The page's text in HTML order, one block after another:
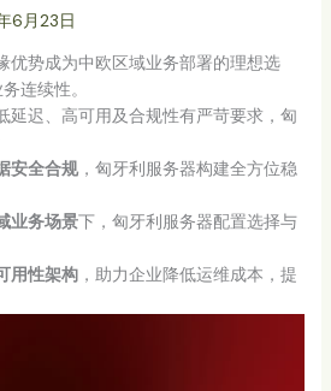
6月23日
优势成为中欧区域业务部署的理想选
连续性。
延迟、高可用及合规性有严苛要求，匈
安全合规，匈牙利服务器构建全方位稳
业务场景下，匈牙利服务器配置选择与
用性架构，助力企业降低运维成本，提